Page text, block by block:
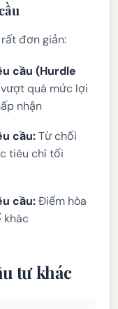
đơn giản:
cầu (Hurdle
quá mức lợi
nhận
cầu:Từ chối
tiêu chí tối
cầu:Điểm hòa
khác
tư khác